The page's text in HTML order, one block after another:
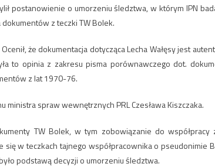
postanowienie o umorzeniu śledztwa, w którym IPN
z teczki TW Bolek.
że dokumentacja dotycząca Lecha Wałęsy jest
to opinia z zakresu pisma porównawczego dot.
z lat 1970-76.
ministra spraw wewnętrznych PRL Czesława Kiszczaka.
TW Bolek, w tym zobowiązanie do
w teczkach tajnego współpracownika o pseudonimie
podstawą decyzji o umorzeniu śledztwa.